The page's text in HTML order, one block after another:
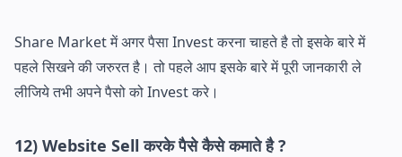
Share Market में अगर पैसा Invest करना चाहते है तो इसके बारे में
पहले सिखने की जरुरत है। तो पहले आप इसके बारे में पूरी जानकारी ले
लीजिये तभी अपने पैसो को Invest करे।
12) Website Sell करके पैसे कैसे कमाते है ?